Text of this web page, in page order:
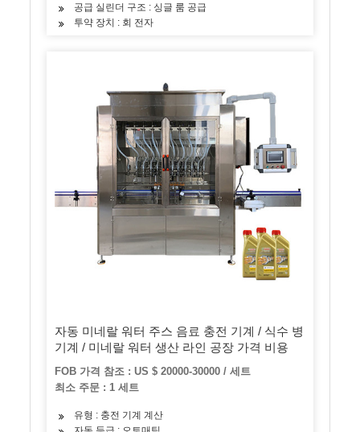
공급 실린더 구조 : 싱글 룸 공급
투약 장치 : 회 전자
자동 미네랄 워터 주스 음료 충전 기계 / 식수 병
기계 / 미네랄 워터 생산 라인 공장 가격 비용
FOB 가격 참조 : US $ 20000-30000 / 세트
최소 주문 : 1 세트
유형 : 충전 기계 계산